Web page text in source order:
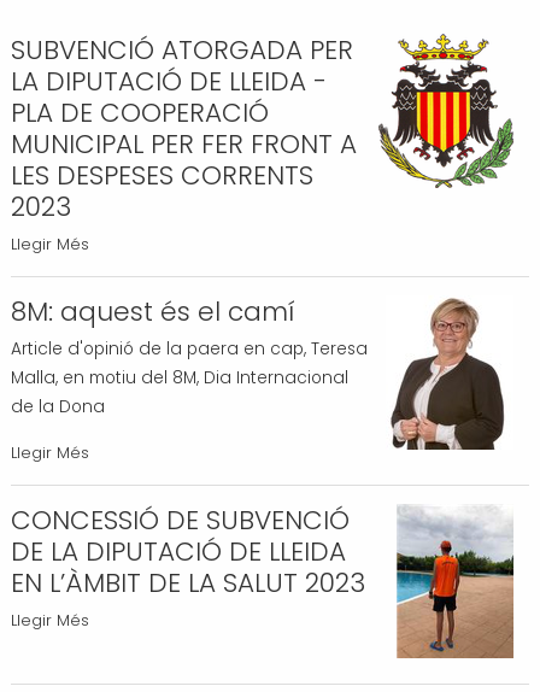
SUBVENCIÓ ATORGADA PER
LA DIPUTACIÓ DE LLEIDA -
PLA DE COOPERACIÓ
MUNICIPAL PER FER FRONT A
LES DESPESES CORRENTS
2023
SUBVENCIÓ
ATORGADA
PER
DIPUTACIÓ
DE
LLEIDA
-
COOPERACIÓ
MUNICIPAL
PER
FER
Llegir Més
8M: aquest és el camí
Article d'opinió de la paera en cap, Teresa
Malla, en motiu del 8M, Dia Internacional
de la Dona
8M:
aquest
és
el
camí
-
Llegir Més
CONCESSIÓ DE SUBVENCIÓ
DE LA DIPUTACIÓ DE LLEIDA
EN L’ÀMBIT DE LA SALUT 2023
CONCESSIÓ
Llegir Més